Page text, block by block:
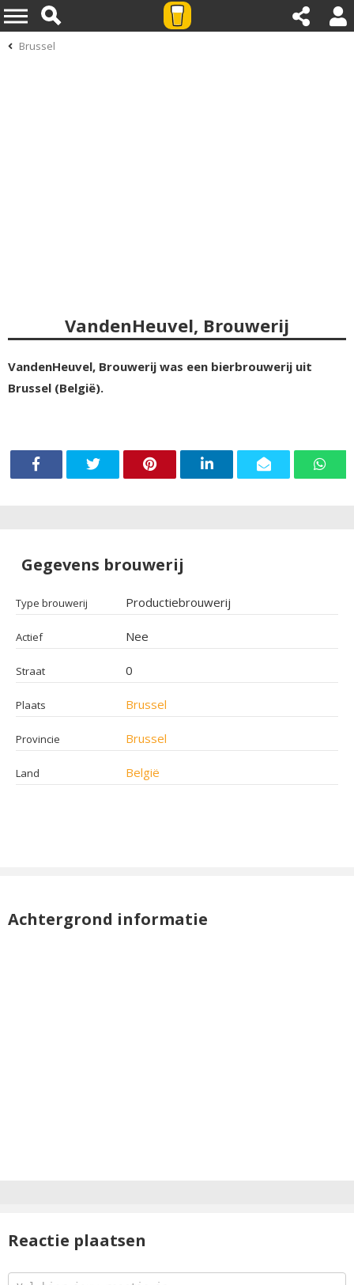
Brussel
VandenHeuvel, Brouwerij
VandenHeuvel, Brouwerij was een bierbrouwerij uit
Brussel (België).
Gegevens brouwerij
Type brouwerij Productiebrouwerij
Actief Nee
Straat 0
Plaats Brussel
Provincie Brussel
Land België
Achtergrond informatie
Reactie plaatsen